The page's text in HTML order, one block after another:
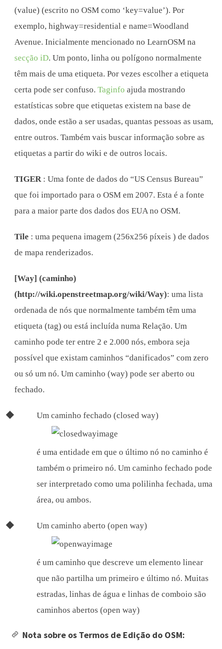
(value) (escrito no OSM como ‘key=value’). Por
exemplo, highway=residential e name=Woodland
Avenue. Inicialmente mencionado no LearnOSM na
secção iD. Um ponto, linha ou polígono normalmente
têm mais de uma etiqueta. Por vezes escolher a etiqueta
certa pode ser confuso.Taginfo ajuda mostrando
estatísticas sobre que etiquetas existem na base de
dados, onde estão a ser usadas, quantas pessoas as usam,
entre outros. Também vais buscar informação sobre as
etiquetas a partir do wiki e de outros locais.
TIGER: Uma fonte de dados do “US Census Bureau”
que foi importado para o OSM em 2007. Esta é a fonte
para a maior parte dos dados dos EUA no OSM.
Tile : uma pequena imagem (256x256 píxeis ) de dados
de mapa renderizados.
[Way] (caminho)
(http://wiki.openstreetmap.org/wiki/Way): uma lista
ordenada de nós que normalmente também têm uma
etiqueta (tag) ou está incluída numa Relação. Um
caminho pode ter entre 2 e 2.000 nós, embora seja
possível que existam caminhos “danificados” com zero
ou só um nó. Um caminho (way) pode ser aberto ou
fechado.
Um caminho fechado (closed way)
é uma entidade em que o último nó no caminho é
também o primeiro nó. Um caminho fechado pode
ser interpretado como uma polilinha fechada, uma
área, ou ambos.
Um caminho aberto (open way)
é um caminho que descreve um elemento linear
que não partilha um primeiro e último nó. Muitas
estradas, linhas de água e linhas de comboio são
caminhos abertos (open way)
Nota sobre os Termos de Edição do OSM: